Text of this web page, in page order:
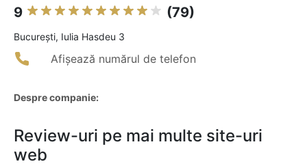
9 (79)
Bucureşti, Iulia Hasdeu 3
Afișează numărul de telefon
Despre companie:
Review-uri pe mai multe site-uri
web